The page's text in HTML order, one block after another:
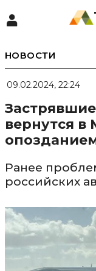
НОВОСТИ
09.02.2024, 22:24
вернутся в
Ранее
российских